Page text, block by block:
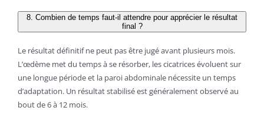
8. Combien de temps faut-il attendre pour apprécier le résultat
final ?
Le résultat définitif ne peut pas être jugé avant plusieurs mois.
L’œdème met du temps à se résorber, les cicatrices évoluent sur
une longue période et la paroi abdominale nécessite un temps
d’adaptation. Un résultat stabilisé est généralement observé au
bout de 6 à 12 mois.